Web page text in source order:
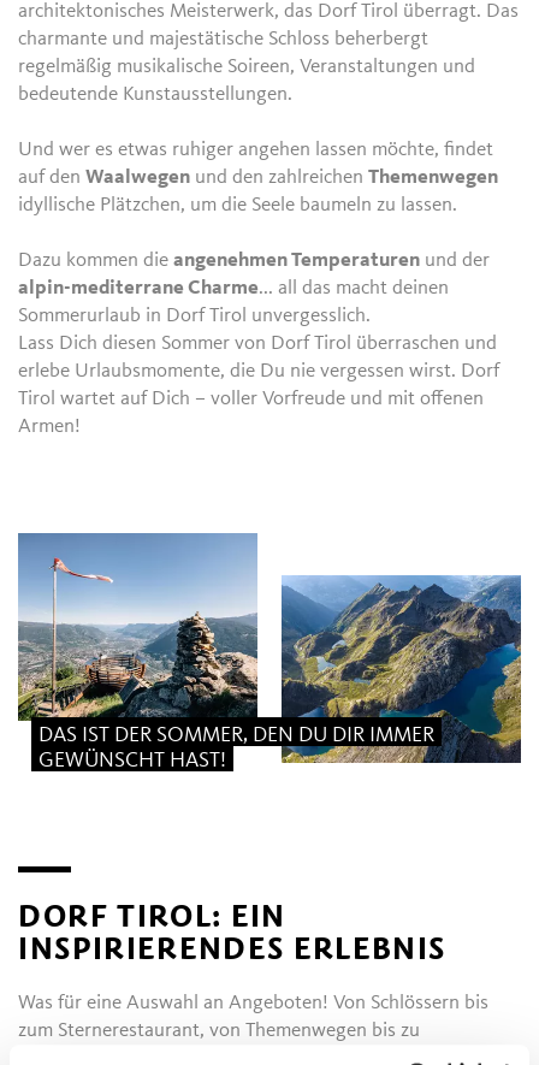
architektonisches Meisterwerk, das Dorf Tirol überragt. Das
charmante und majestätische Schloss beherbergt
regelmäßig musikalische Soireen, Veranstaltungen und
bedeutende Kunstausstellungen.
Und wer es etwas ruhiger angehen lassen möchte, findet
auf denWaalwegen und den zahlreichenThemenwegen
idyllische Plätzchen, um die Seele baumeln zu lassen.
Dazu kommen dieangenehmen Temperaturen und der
alpin-mediterrane Charme... all das macht deinen
Sommerurlaub in Dorf Tirol unvergesslich.
Lass Dich diesen Sommer von Dorf Tirol überraschen und
erlebe Urlaubsmomente, die Du nie vergessen wirst. Dorf
Tirol wartet auf Dich – voller Vorfreude und mit offenen
Armen!
DAS IST DER SOMMER, DEN DU DIR IMMER
GEWÜNSCHT HAST!
DORF TIROL: EIN
INSPIRIERENDES ERLEBNIS
Was für eine Auswahl an Angeboten! Von Schlössern bis
zum Sternerestaurant, von Themenwegen bis zu
anspruchsvollen Wanderungen, vom urbanen Charme des